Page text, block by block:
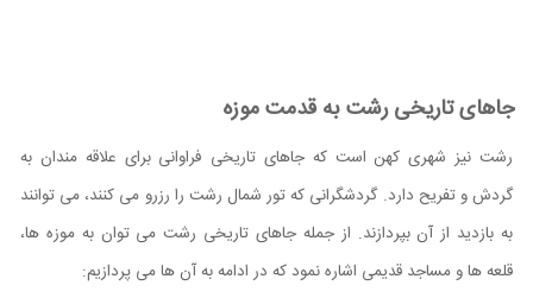
جاهای تاریخی رشت به قدمت موزه
رشت نیز شهری کهن است که جاهای تاریخی فراوانی برای علاقه مندان به
گردش و تفریح دارد. گردشگرانی که تور شمال رشت را رزرو می کنند، می توانند
به بازدید از آن بپردازند. از جمله جاهای تاریخی رشت می توان به موزه ها،
قلعه ها و مساجد قدیمی اشاره نمود که در ادامه به آن ها می پردازیم: